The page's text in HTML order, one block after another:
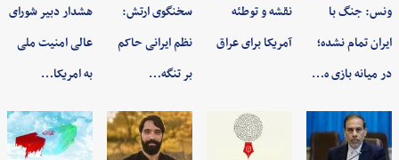
ونس: جنگ با
ایران تمام نشده؛
در میانه بازی ه…
نقشه و توطئه
آمریکا برای عراق
سخنگوی ارتش:
نظم ایرانی حاکم
بر تنگه…
هشدار دبیر شورای
عالی امنیت ملی
به امریکا…